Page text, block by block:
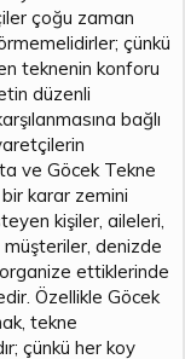
çoğu zaman
çünkü
teknenin konforu
düzenli
bağlı
ve Göcek Tekne
karar zemini
kişiler, aileleri,
denizde
ettiklerinde
Özellikle Göcek
tekne
çünkü her koy